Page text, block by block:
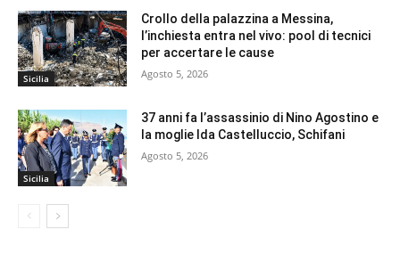
Sicilia
Crollo della palazzina a Messina,
l’inchiesta entra nel vivo: pool di tecnici
per accertare le cause
Agosto 5, 2026
Sicilia
37 anni fa l’assassinio di Nino Agostino e
la moglie Ida Castelluccio, Schifani
Agosto 5, 2026